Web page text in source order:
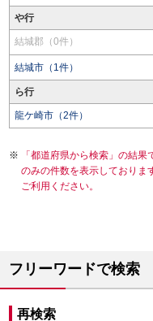
や行
結城郡（0件）
結城市（1件）
ら行
龍ケ崎市（2件）
「都道府県から検索」の結
のみの件数を表示しておりま
ご利用ください。
フリーワードで検索
再検索